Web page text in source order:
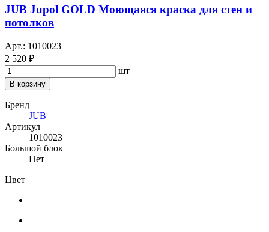
JUB Jupol GOLD Моющаяся краска для стен и
потолков
Арт.: 1010023
2 520 ₽
шт
В корзину
Бренд
JUB
Артикул
1010023
Большой блок
Нет
Цвет